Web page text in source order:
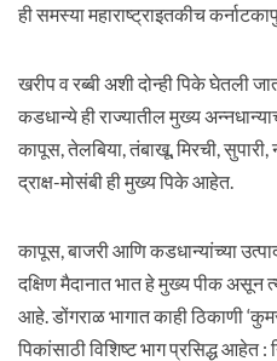
ही समस्या महाराष्ट्राइतकीच
खरीप व रब्बी अशी दोन्ही पिके घेतली
कडधान्ये ही राज्यातील मुख्य
कापूस, तेलबिया, तंबाखू, मिरची,
द्राक्ष-मोसंबी ही मुख्य पिके आहेत.
कापूस, बाजरी आणि कडधान्यांच्या
दक्षिण मैदानात भात हे मुख्य पीक असून
आहे. डोंगराळ भागात काही ठिकाणी
पिकांसाठी विशिष्ट भाग प्रसिद्ध आहेत